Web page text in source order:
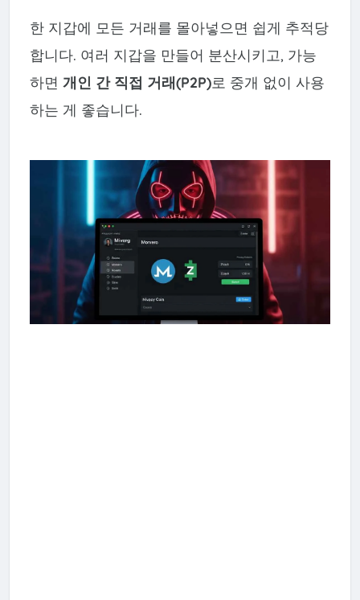
한 지갑에 모든 거래를 몰아넣으면 쉽게 추적당
합니다. 여러 지갑을 만들어 분산시키고, 가능
하면 개인 간 직접 거래(P2P)로 중개 없이 사용
하는 게 좋습니다.